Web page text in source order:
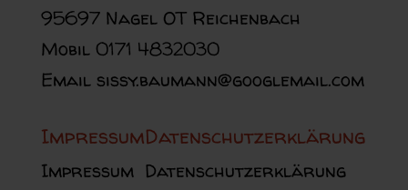
95697 Nagel OT Reichenbach
Mobil 0171 4832030
Email sissy.baumann@googlemail.com
Impressum
Impressum
Datenschutzerklärung
Datenschutzerklärung